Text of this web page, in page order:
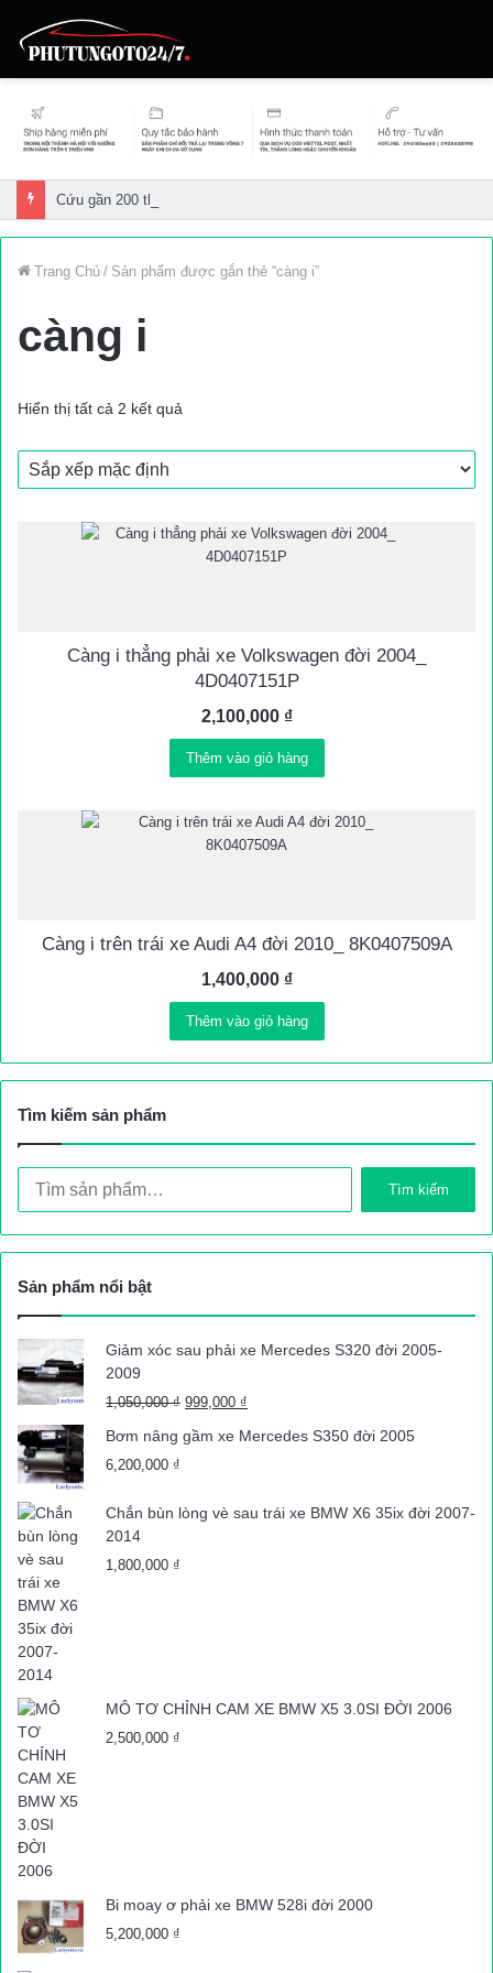
Cứu gần 200 thuyền viên gặp sự cố trên biển
Trang Chủ / Sản phẩm được gắn thẻ “càng i”
càng i
Hiển thị tất cả 2 kết quả
Càng i thẳng phải xe Volkswagen đời 2004_
4D0407151P
2,100,000 ₫
Thêm vào giỏ hàng
Càng i trên trái xe Audi A4 đời 2010_ 8K0407509A
1,400,000 ₫
Thêm vào giỏ hàng
Tìm kiếm sản phẩm
kiếm:
Tìm kiếm
Sản phẩm nổi bật
Giảm xóc sau phải xe Mercedes S320 đời 2005-
2009
1,050,000₫ Giá
là:
999,000 ₫
Bơm nâng gầm xe Mercedes S350 đời 2005
6,200,000 ₫
Chắn bùn lòng vè sau trái xe BMW X6 35ix đời 2007-
2014
1,800,000 ₫
MÔ TƠ CHỈNH CAM XE BMW X5 3.0SI ĐỜI 2006
2,500,000 ₫
Bi moay ơ phải xe BMW 528i đời 2000
5,200,000 ₫